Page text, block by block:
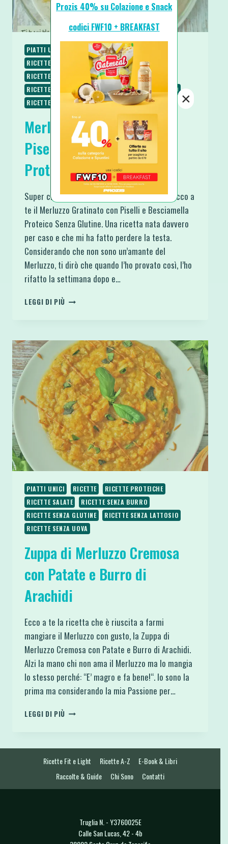
PIATTI UNICI PIATTI VELOCI
RICETTE
RICETTE LOW CARB
RICETTE PROTEICHE
RICETTE SALATE
RICETTE SENZA BURRO
RICETTE SENZA GLUTINE
RICETTE SENZA LATTOSIO
RICETTE SENZA UOVA
SECONDI
Merluzzo Gratinato con
Piselli e Besciamella
Proteico Senza Glutine
Super chicca da salvare e replicare a gogò, ecco a
te il Merluzzo Gratinato con Piselli e Besciamella
Proteico Senza Glutine. Una ricetta nata davvero
per caso e che mi ha fatto perdere la testa.
Considerando che non sono un’amante del
Merluzzo, ti dirò che quando l’ho provato così, l’ho
rifatto la settimana dopo e…
LEGGI DI PIÙ MERLUZZO
E
BESCIAMELLA
PROTEICO
SENZA
GLUTINE
PIATTI UNICI RICETTE
RICETTE PROTEICHE
RICETTE SALATE
RICETTE SENZA BURRO
RICETTE SENZA GLUTINE
RICETTE SENZA LATTOSIO
RICETTE SENZA UOVA
Zuppa di Merluzzo Cremosa
con Patate e Burro di
Arachidi
Ecco a te la ricetta che è riuscita a farmi
mangiare il Merluzzo con gusto, la Zuppa di
Merluzzo Cremosa con Patate e Burro di Arachidi.
Alzi la mano chi non ama il Merluzzo ma lo mangia
lo stesso perché: “E’ magro e fa bene!“. Io sono la
prima ma considerando la mia Passione per…
LEGGI DI PIÙ ZUPPA
PATATE
E
Ricette Fit e Light Ricette A-Z
E-Book & Libri
Raccolte & Guide
Chi Sono Contatti
Truglia N. - Y3760025E
Calle San Lucas, 42 - 4b
Prozis 40% su Colazione e Snack
codici FWF10 + BREAKFAST
×